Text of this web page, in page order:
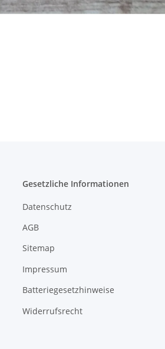
Gesetzliche Informationen
Datenschutz
AGB
Sitemap
Impressum
Batteriegesetzhinweise
Widerrufsrecht